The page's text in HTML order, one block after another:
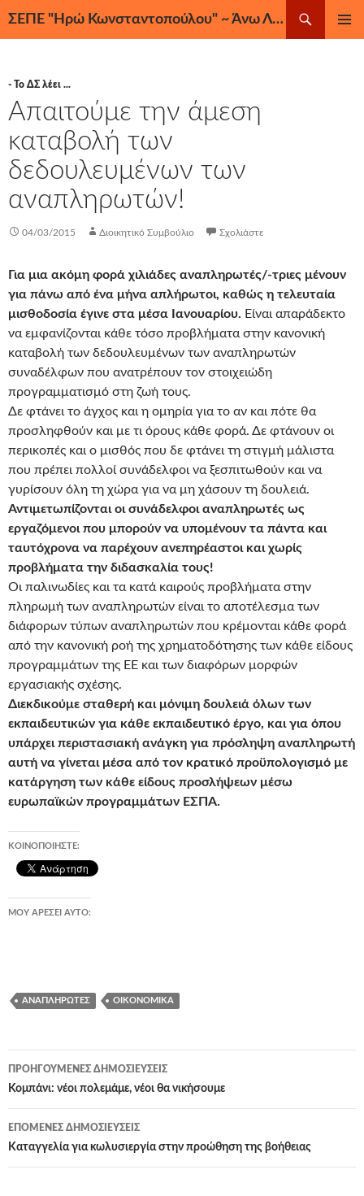
ΣΕΠΕ "Ηρώ Κωνσταντοπούλου" ~ Άνω Λιόσια, Ζεφύρι, Φυλή
- Το ΔΣ λέει ...
Απαιτούμε την άμεση
καταβολή των
δεδουλευμένων των
αναπληρωτών!
04/03/2015 Διοικητικό Συμβούλιο Σχολιάστε
Για μια ακόμη φορά χιλιάδες αναπληρωτές/-τριες μένουν
για πάνω από ένα μήνα απλήρωτοι, καθώς η τελευταία
μισθοδοσία έγινε στα μέσα Ιανουαρίου. Είναι απαράδεκτο
να εμφανίζονται κάθε τόσο προβλήματα στην κανονική
καταβολή των δεδουλευμένων των αναπληρωτών
συναδέλφων που ανατρέπουν τον στοιχειώδη
προγραμματισμό στη ζωή τους.
Δε φτάνει το άγχος και η ομηρία για το αν και πότε θα
προσληφθούν και με τι όρους κάθε φορά. Δε φτάνουν οι
περικοπές και ο μισθός που δε φτάνει τη στιγμή μάλιστα
που πρέπει πολλοί συνάδελφοι να ξεσπιτωθούν και να
γυρίσουν όλη τη χώρα για να μη χάσουν τη δουλειά.
Αντιμετωπίζονται οι συνάδελφοι αναπληρωτές ως
εργαζόμενοι που μπορούν να υπομένουν τα πάντα και
ταυτόχρονα να παρέχουν ανεπηρέαστοι και χωρίς
προβλήματα την διδασκαλία τους!
Οι παλινωδίες και τα κατά καιρούς προβλήματα στην
πληρωμή των αναπληρωτών είναι το αποτέλεσμα των
διάφορων τύπων αναπληρωτών που κρέμονται κάθε φορά
από την κανονική ροή της χρηματοδότησης των κάθε είδους
προγραμμάτων της ΕΕ και των διαφόρων μορφών
εργασιακής σχέσης.
Διεκδικούμε σταθερή και μόνιμη δουλειά όλων των
εκπαιδευτικών για κάθε εκπαιδευτικό έργο, και για όπου
υπάρχει περιστασιακή ανάγκη για πρόσληψη αναπληρωτή
αυτή να γίνεται μέσα από τον κρατικό προϋπολογισμό με
κατάργηση των κάθε είδους προσλήψεων μέσω
ευρωπαϊκών προγραμμάτων ΕΣΠΑ.
ΚΟΙΝΟΠΟΙΉΣΤΕ:
ΜΟΥ ΑΡΈΣΕΙ ΑΥΤΌ:
ΑΝΑΠΛΗΡΩΤΈΣ ΟΙΚΟΝΟΜΙΚΆ
Πλοήγηση
άρθρων
ΠΡΟΗΓΟΎΜΕΝΕΣ ΔΗΜΟΣΙΕΎΣΕΙΣ
Κομπάνι: νέοι πολεμάμε, νέοι θα νικήσουμε
ΕΠΌΜΕΝΕΣ ΔΗΜΟΣΙΕΎΣΕΙΣ
Καταγγελία για κωλυσιεργία στην προώθηση της βοήθειας